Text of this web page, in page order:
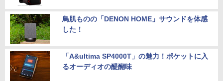
鳥肌ものの「DENON HOME」サウンドを体感
した！
「A&ultima SP4000T」の魅力！ポケットに入
るオーディオの醍醐味